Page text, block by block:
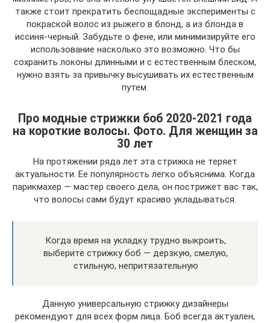
также стоит прекратить беспощадные эксперименты с
покраской волос из рыжего в блонд, а из блонда в
иссиня-черный. Забудьте о фене, или минимизируйте его
использование насколько это возможно. Что бы
сохранить локоны длинными и с естественным блеском,
нужно взять за привычку высушивать их естественным
путем.
Про модные стрижки боб 2020-2021 года
на короткие волосы. Фото. Для женщин за
30 лет
На протяжении ряда лет эта стрижка не теряет
актуальности. Ее популярность легко объяснима. Когда
парикмахер — мастер своего дела, он пострижет вас так,
что волосы сами будут красиво укладываться.
Когда время на укладку трудно выкроить,
выберите стрижку боб — дерзкую, смелую,
стильную, непритязательную
Данную универсальную стрижку дизайнеры
рекомендуют для всех форм лица. Боб всегда актуален,